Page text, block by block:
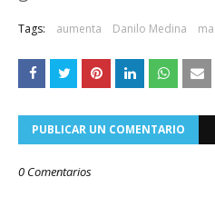
Tags: aumenta Danilo Medina
PUBLICAR UN COMENTARIO
0 Comentarios